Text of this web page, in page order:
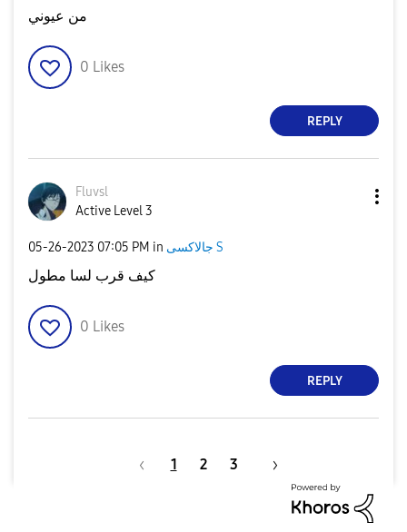
من عيوني
0 Likes
REPLY
Fluvsl
Active Level 3
‎05-26-2023 07:05 PM in جالاكسى S
كيف قرب لسا مطول
0 Likes
REPLY
1 2 3